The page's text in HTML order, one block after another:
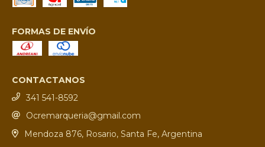
FORMAS DE ENVÍO
CONTACTANOS
341 541-8592
Ocremarqueria@gmail.com
Mendoza 876, Rosario, Santa Fe, Argentina